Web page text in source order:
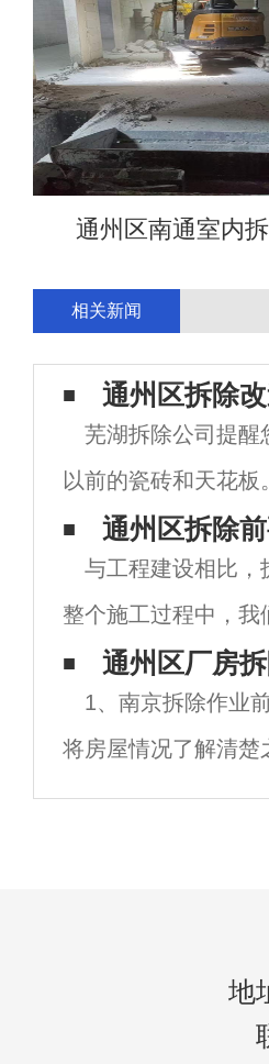
通州区南通室内
相关新闻
通州区拆除
芜湖拆除公司提醒
以前的瓷砖和天花
层。为了省钱，你
多。拆除带地暖的
通州区拆除
与工程建设相比，
整个施工过程中，我
除工程之前，必须
程中发生事故的可
通州区厂房
1、南京拆除作业
将房屋情况了解清楚
作，这对于房屋的安
地